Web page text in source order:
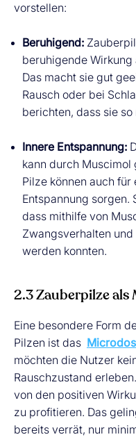
vorstellen:
Beruhigend:
beruhigende Wirkung
Das macht sie gut
Rausch oder bei
berichten, dass sie
Innere Entspannung:
kann durch
Pilze können auch
Entspannung sorgen.
dass mithilfe von
Zwangsverhalten
werden konnten.
2.3 Zauberpilze als
Eine besondere Form
Pilzen ist das
möchten die Nutzer
Rauschzustand
von den positiven
zu profitieren. Das
bereits verrät, nur